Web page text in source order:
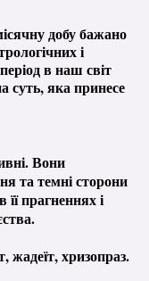
добу бажано
і
в наш світ
суть, яка принесе
Вони
та темні сторони
прагненнях і
жадеїт, хризопраз.